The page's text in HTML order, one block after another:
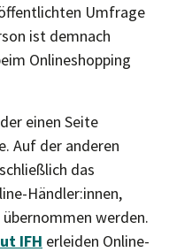
Umfrage
ist demnach
Onlineshopping
einen Seite
Auf der anderen
das
Händler:innen,
werden.
IFH erleiden Online-